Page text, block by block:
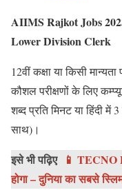
AIIMS Rajkot Jobs
Lower Division Clerk
12वीं कक्षा या किसी मान्यता
कौशल परीक्षणों के लिए
शब्द प्रति मिनट या हिंदी
साथ)।
इसे भी पढ़िए
📱 TECNO
होगा – दुनिया का सबसे